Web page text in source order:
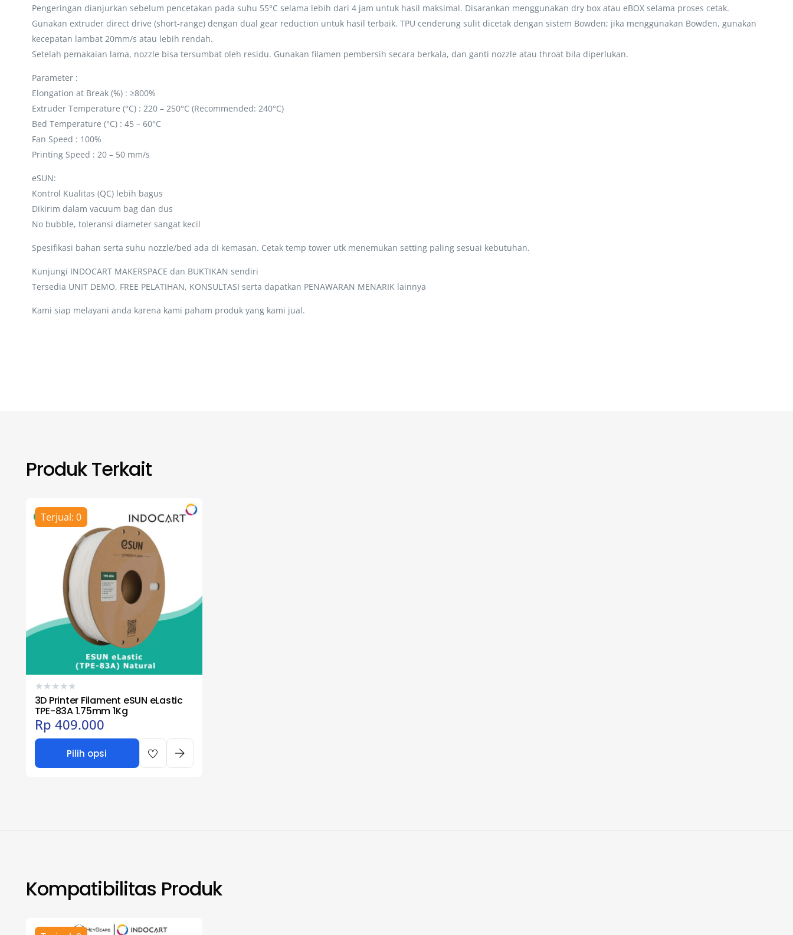
Pengeringan dianjurkan sebelum pencetakan pada suhu 55°C selama lebih dari 4 jam untuk hasil maksimal. Disarankan menggunakan dry box atau eBOX selama proses cetak.
Gunakan extruder direct drive (short-range) dengan dual gear reduction untuk hasil terbaik. TPU cenderung sulit dicetak dengan sistem Bowden; jika menggunakan Bowden, gunakan
kecepatan lambat 20mm/s atau lebih rendah.
Setelah pemakaian lama, nozzle bisa tersumbat oleh residu. Gunakan filamen pembersih secara berkala, dan ganti nozzle atau throat bila diperlukan.
Parameter :
Elongation at Break (%) : ≥800%
Extruder Temperature (°C) : 220 – 250°C (Recommended: 240°C)
Bed Temperature (°C) : 45 – 60°C
Fan Speed : 100%
Printing Speed : 20 – 50 mm/s
eSUN:
Kontrol Kualitas (QC) lebih bagus
Dikirim dalam vacuum bag dan dus
No bubble, toleransi diameter sangat kecil
Spesifikasi bahan serta suhu nozzle/bed ada di kemasan. Cetak temp tower utk menemukan setting paling sesuai kebutuhan.
Kunjungi INDOCART MAKERSPACE dan BUKTIKAN sendiri
Tersedia UNIT DEMO, FREE PELATIHAN, KONSULTASI serta dapatkan PENAWARAN MENARIK lainnya
Kami siap melayani anda karena kami paham produk yang kami jual.
Produk Terkait
Terjual: 0
★★★★★
3D Printer Filament eSUN eLastic
TPE-83A 1.75mm 1Kg
Rp 409.000
Pilih opsi
Kompatibilitas Produk